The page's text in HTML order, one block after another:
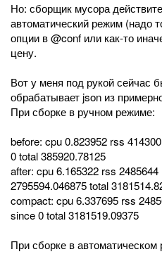
Но: сборщик мусора
автоматический режим (надо
опции в @conf или как-то
цену.
Вот у меня под рукой сейчас
обрабатывает json из
При сборке в ручном режиме:
before: cpu 0.823952 rss
0 total 385920.78125
after: cpu 6.165322 rss
2795594.046875 total
compact: cpu 6.337695 rss
since 0 total 3181519.09375
При сборке в автоматическом